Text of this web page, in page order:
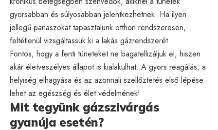
gyorsabban és súlyosabban jelentkezhetnek. Ha ilyen
jellegű panaszokat tapasztalunk otthon rendszeresen,
feltétlenül vizsgáltassuk ki a lakás gázrendszerét.
Fontos, hogy a fenti tüneteket ne bagatellizáljuk el, hiszen
akár életveszélyes állapot is kialakulhat. A gyors reagálás, a
helyiség elhagyása és az azonnali szellőztetés első lépése
lehet az egészség és élet védelmének!
Mit tegyünk gázszivárgás
gyanúja esetén?